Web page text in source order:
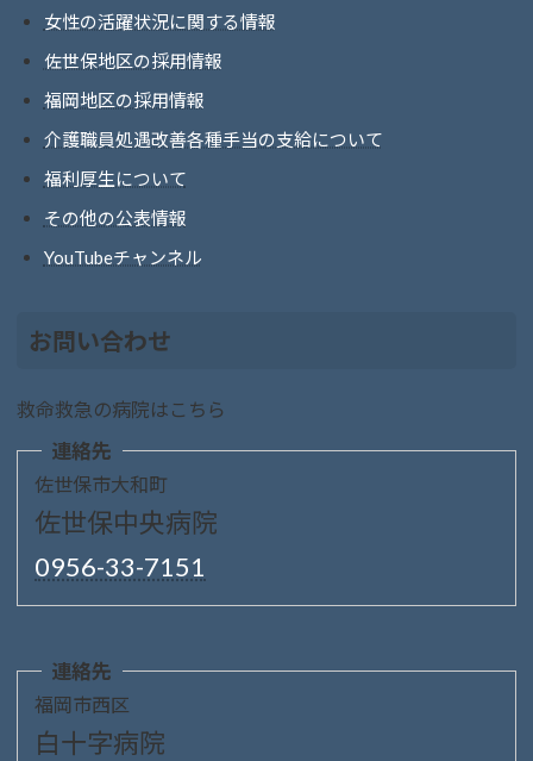
女性の活躍状況に関する情報
佐世保地区の採用情報
福岡地区の採用情報
介護職員処遇改善各種手当の支給について
福利厚生について
その他の公表情報
YouTubeチャンネル
お問い合わせ
救命救急の病院はこちら
連絡先
佐世保市大和町
佐世保中央病院
0956-33-7151
連絡先
福岡市西区
白十字病院